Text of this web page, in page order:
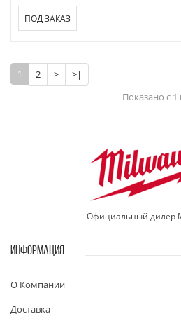
ПОД ЗАКАЗ
1 2 >
>|
Показано с 1
Официальный дилер
ИНФОРМАЦИЯ
О Компании
Доставка